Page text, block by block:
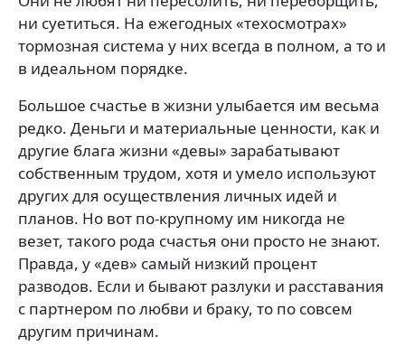
ни суетиться. На ежегодных «техосмотрах»
тормозная система у них всегда в полном, а то и
в идеальном порядке.
Большое счастье в жизни улыбается им весьма
редко. Деньги и материальные ценности, как и
другие блага жизни «девы» зарабатывают
собственным трудом, хотя и умело используют
других для осуществления личных идей и
планов. Но вот по-крупному им никогда не
везет, такого рода счастья они просто не знают.
Правда, у «дев» самый низкий процент
разводов. Если и бывают разлуки и расставания
с партнером по любви и браку, то по совсем
другим причинам.